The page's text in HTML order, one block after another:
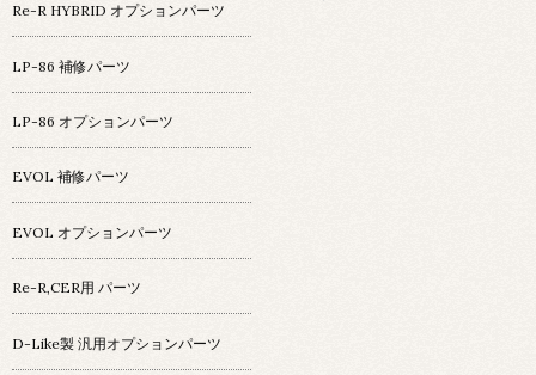
Re-R HYBRID オプションパーツ
LP-86 補修パーツ
LP-86 オプションパーツ
EVOL 補修パーツ
EVOL オプションパーツ
Re-R,CER用 パーツ
D-Like製 汎用オプションパーツ